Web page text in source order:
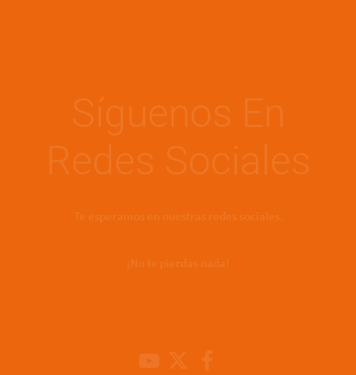
Síguenos En
Redes Sociales
Te esperamos en nuestras redes sociales.
¡No te pierdas nada!
Youtube Channel